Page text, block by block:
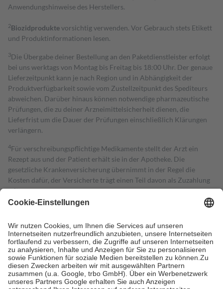
Anwendungshinweise des Herstellers.
2Biozidproduktevorsichtig verwenden. Vor Gebrauch stets Etikett
und Produktinformationen lesen.
3Die Übergabe deiner Bestellung an den Paketdienstleister erfolgt
bei uns werktags von Montag bis Freitag bis 18:00 Uhr. Der genaue
Lieferzeitpunkt kann je nach Region und in Abhängigkeit der
Produktverfügbarkeit sowie vom Zustellzeitpunkt des Spediteurs
abweichen. Darüber hinaus können notwendige pharmazeutische
Prüfungen, die zu deiner Arzneimittelsicherheit dienen, die
Lieferfrist um die Dauer der Prüfungen einschließlich Klärungen
verlängern.
4Für verschreibungspflichtige Medikamente stellt der Arzt ein
Rezept aus und der Patient erhält sie in der Apotheke. Die
gesetzliche Krankenversicherung übernimmt in der Regel die
Kosten dafür, der Versicherte trägt einen Teil davon als Zuzahlung
mit.
Grundsätzlich leisten Mitglieder Zuzahlungen in Höhe von zehn
höchstens zehn Euro.
Es sind jedoch nie mehr als die tatsächlichen
Kosten der Leistung zu entrichten.
Diese Regeln gelten grundsätzlich auch für Online-Apotheken.
Bei Heilmitteln und häuslicher Krankenpflege beträgt die
Zuzahlung zehn Prozent der Kosten sowie zehn Euro je
Verordnung.
Um das Engagement der Versicherten für ihre eigene Gesundheit zu